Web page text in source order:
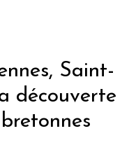
Saint-
découverte